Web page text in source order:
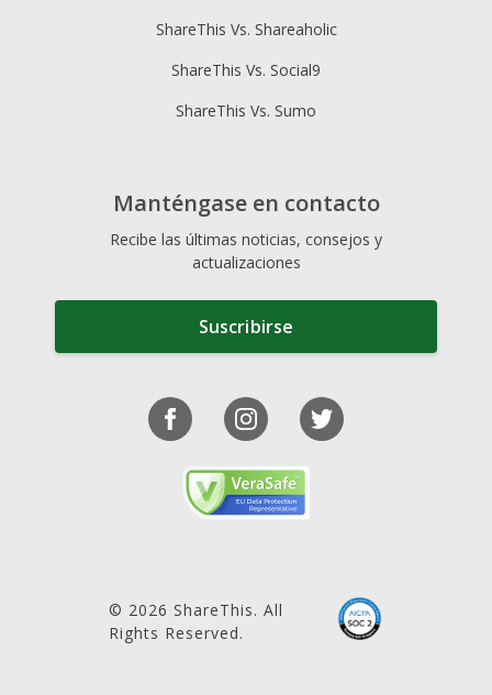
ShareThis Vs. Shareaholic
ShareThis Vs. Social9
ShareThis Vs. Sumo
Manténgase en contacto
Recibe las últimas noticias, consejos y
actualizaciones
Suscribirse
© 2026 ShareThis. All
Rights Reserved.